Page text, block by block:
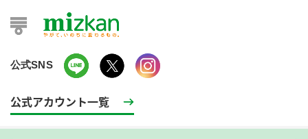
公式SNS
公式アカウント一覧